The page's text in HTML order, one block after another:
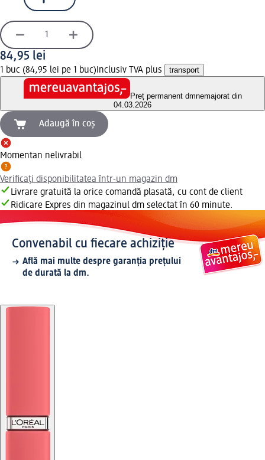
84,95 lei
1 buc (84,95 lei pe 1 buc) Inclusiv TVA plus transport
Preț permanent dmnemajorat din
04.03.2026
Adaugă în coș
Momentan nelivrabil
Verificați disponibilitatea într-un magazin dm
Livrare gratuită la orice comandă plasată, cu cont de client
Ridicare Expres din magazinul dm selectat în 60 minute.
Convenabil cu fiecare achiziție
Află mai multe despre garanția prețului
de durată la dm.